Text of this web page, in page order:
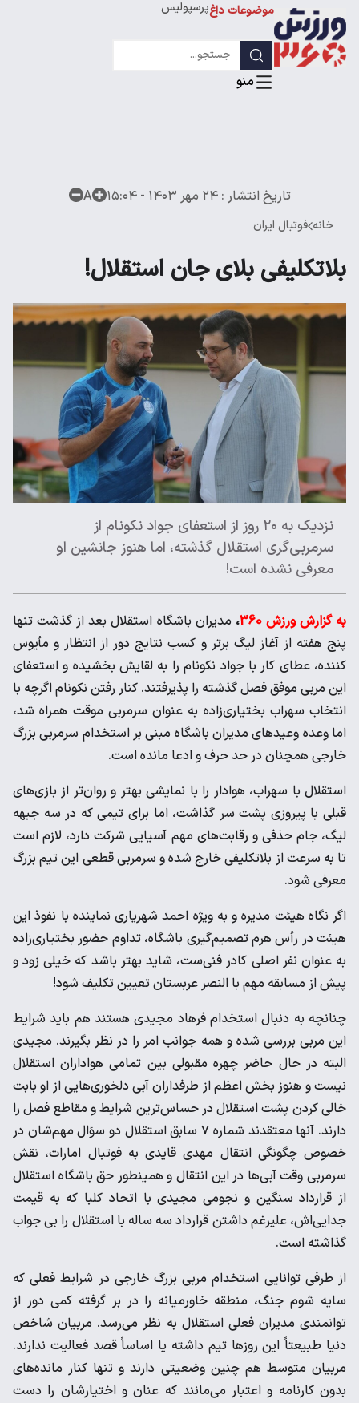
موضوعات داغپرسپولیس
لیگ قهرمانان
تاریخ انتشار :۲۴ مهر ۱۴۰۳ - ۱۵:۰۴ A
خانه فوتبال ایران
بلاتکلیفی بلای جان استقلال!
نزدیک به ۲۰ روز از استعفای جواد نکونام از
سرمربی‌گری استقلال گذشته، اما هنوز جانشین او
معرفی نشده است!
به گزارش ورزش 360 ، مدیران باشگاه استقلال بعد از گذشت تنها
پنج هفته از آغاز لیگ برتر و کسب نتایج دور از انتظار و مأیوس
کننده، عطای کار با جواد نکونام را به لقایش بخشیده و استعفای
این مربی موفق فصل گذشته را پذیرفتند. کنار رفتن نکونام اگرچه با
انتخاب سهراب بختیاری‌زاده به عنوان سرمربی موقت همراه شد،
اما وعده وعید‌های مدیران باشگاه مبنی بر استخدام سرمربی بزرگ
خارجی همچنان در حد حرف و ادعا مانده است.
استقلال با سهراب، هوادار را با نمایشی بهتر و روان‌تر از بازی‌های
قبلی با پیروزی پشت سر گذاشت، اما برای تیمی که در سه جبهه
لیگ، جام حذفی و رقابت‌های مهم آسیایی شرکت دارد، لازم است
تا به سرعت از بلاتکلیفی خارج شده و سرمربی قطعی این تیم بزرگ
معرفی شود.
اگر نگاه هیئت مدیره و به ویژه احمد شهریاری نماینده با نفوذ این
هیئت در رأس هرم تصمیم‌گیری باشگاه، تداوم حضور بختیاری‌زاده
به عنوان نفر اصلی کادر فنی‌ست، شاید بهتر باشد که خیلی زود و
پیش از مسابقه مهم با النصر عربستان تعیین تکلیف شود!
چنانچه به دنبال استخدام فرهاد مجیدی هستند هم باید شرایط
این مربی بررسی شده و همه جوانب امر را در نظر بگیرند. مجیدی
البته در حال حاضر چهره مقبولی بین تمامی هواداران استقلال
نیست و هنوز بخش اعظم از طرفداران آبی دلخوری‌هایی از او بابت
خالی کردن پشت استقلال در حساس‌ترین شرایط و مقاطع فصل را
دارند. آنها معتقدند شماره ۷ سابق استقلال دو سؤال مهم‌شان در
خصوص چگونگی انتقال مهدی قایدی به فوتبال امارات، نقش
سرمربی وقت آبی‌ها در این انتقال و همینطور حق باشگاه استقلال
از قرارداد سنگین و نجومی مجیدی با اتحاد کلبا که به قیمت
جدایی‌اش، علیرغم داشتن قرارداد سه ساله با استقلال را بی جواب
گذاشته است.
از طرفی توانایی استخدام مربی بزرگ خارجی در شرایط فعلی که
سایه شوم جنگ، منطقه خاورمیانه را در بر گرفته کمی دور از
توانمندی مدیران فعلی استقلال به نظر می‌رسد. مربیان شاخص
دنیا طبیعتاً این روز‌ها تیم داشته یا اساساً قصد فعالیت ندارند.
مربیان متوسط هم چنین وضعیتی دارند و تنها کنار مانده‌های
بدون کارنامه و اعتبار می‌مانند که عنان و اختیارشان را دست